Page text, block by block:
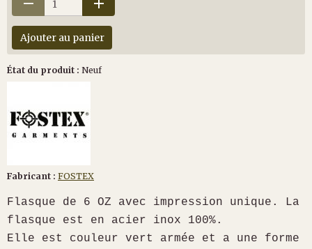
Ajouter au panier
État du produit : Neuf
Fabricant : FOSTEX
Flasque de 6 OZ avec impression unique. La
flasque est en acier inox 100%.
Elle est couleur vert armée et a une forme